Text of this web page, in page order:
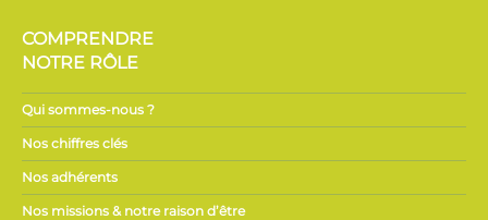
COMPRENDRE
NOTRE RÔLE
Qui sommes-nous ?
Nos chiffres clés
Nos adhérents
Nos missions & notre raison d’être